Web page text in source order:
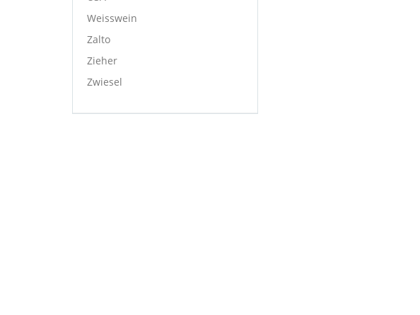
Weisswein
Zalto
Zieher
Zwiesel